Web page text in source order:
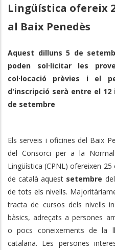
Lingüística ofereix
al Baix Penedès
Aquest dilluns 5 de
poden sol·licitar les
col·locació prèvies i el
d'inscripció serà entre el 12
de setembre
Els serveis i oficines del Baix
del Consorci per a la
Lingüística (CPNL) ofereixen 25
de català aquest setembre
de tots els nivells.
tracta de cursos dels nivells
bàsics, adreçats a persones
o pocs coneixements de la
catalana. Les persones